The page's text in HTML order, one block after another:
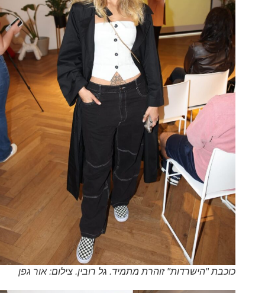
כוכבת "הישרדות" זוהרת מתמיד. גל רובין. צילום: אור גפן